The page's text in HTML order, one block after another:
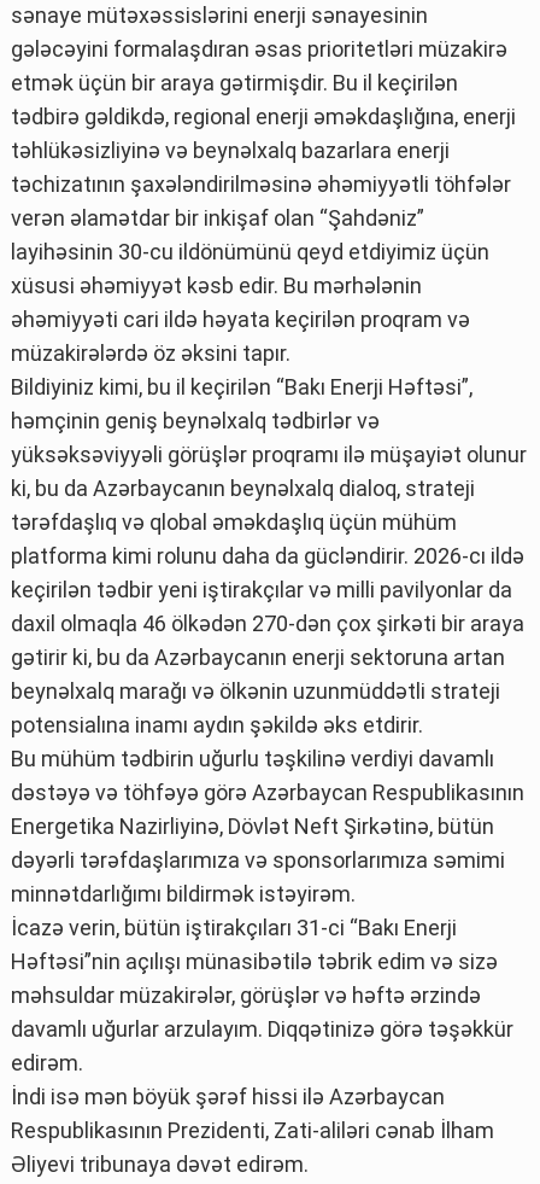
sənaye mütəxəssislərini enerji sənayesinin
gələcəyini formalaşdıran əsas prioritetləri müzakirə
etmək üçün bir araya gətirmişdir. Bu il keçirilən
tədbirə gəldikdə, regional enerji əməkdaşlığına, enerji
təhlükəsizliyinə və beynəlxalq bazarlara enerji
təchizatının şaxələndirilməsinə əhəmiyyətli töhfələr
verən əlamətdar bir inkişaf olan “Şahdəniz”
layihəsinin 30-cu ildönümünü qeyd etdiyimiz üçün
xüsusi əhəmiyyət kəsb edir. Bu mərhələnin
əhəmiyyəti cari ildə həyata keçirilən proqram və
müzakirələrdə öz əksini tapır.
Bildiyiniz kimi, bu il keçirilən “Bakı Enerji Həftəsi”,
həmçinin geniş beynəlxalq tədbirlər və
yüksəksəviyyəli görüşlər proqramı ilə müşayiət olunur
ki, bu da Azərbaycanın beynəlxalq dialoq, strateji
tərəfdaşlıq və qlobal əməkdaşlıq üçün mühüm
platforma kimi rolunu daha da gücləndirir. 2026-cı ildə
keçirilən tədbir yeni iştirakçılar və milli pavilyonlar da
daxil olmaqla 46 ölkədən 270-dən çox şirkəti bir araya
gətirir ki, bu da Azərbaycanın enerji sektoruna artan
beynəlxalq marağı və ölkənin uzunmüddətli strateji
potensialına inamı aydın şəkildə əks etdirir.
Bu mühüm tədbirin uğurlu təşkilinə verdiyi davamlı
dəstəyə və töhfəyə görə Azərbaycan Respublikasının
Energetika Nazirliyinə, Dövlət Neft Şirkətinə, bütün
dəyərli tərəfdaşlarımıza və sponsorlarımıza səmimi
minnətdarlığımı bildirmək istəyirəm.
İcazə verin, bütün iştirakçıları 31-ci “Bakı Enerji
Həftəsi”nin açılışı münasibətilə təbrik edim və sizə
məhsuldar müzakirələr, görüşlər və həftə ərzində
davamlı uğurlar arzulayım. Diqqətinizə görə təşəkkür
edirəm.
İndi isə mən böyük şərəf hissi ilə Azərbaycan
Respublikasının Prezidenti, Zati-aliləri cənab İlham
Əliyevi tribunaya dəvət edirəm.